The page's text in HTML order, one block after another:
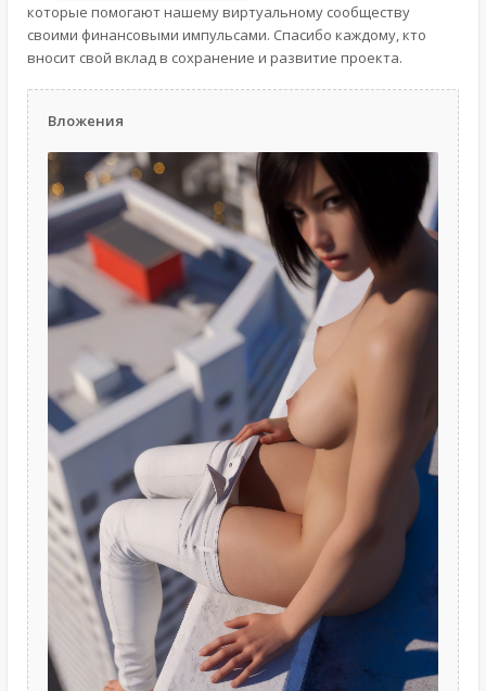
которые помогают нашему виртуальному сообществу
своими финансовыми импульсами. Спасибо каждому, кто
вносит свой вклад в сохранение и развитие проекта.
Вложения